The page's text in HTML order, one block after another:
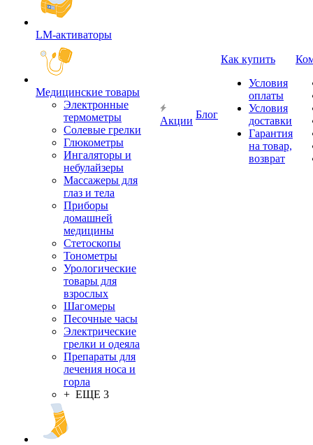
LM-активаторы
Медицинские товары
Электронные
термометры
Cолевые грелки
Глюкометры
Ингаляторы и
небулайзеры
Массажеры для
глаз и тела
Приборы
домашней
медицины
Стетоскопы
Тонометры
Урологические
товары для
взрослых
Шагомеры
Песочные часы
Электрические
грелки и одеяла
Препараты для
лечения носа и
горла
+ ЕЩЕ 3
Акции
Блог
Как купить
Условия
оплаты
Условия
доставки
Гарантия
на товар,
возврат